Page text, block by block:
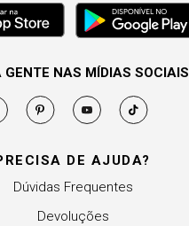
DE AJUDA?
Dúvidas Frequentes
Devoluções
GENTE NAS MÍDIAS SOCIAIS